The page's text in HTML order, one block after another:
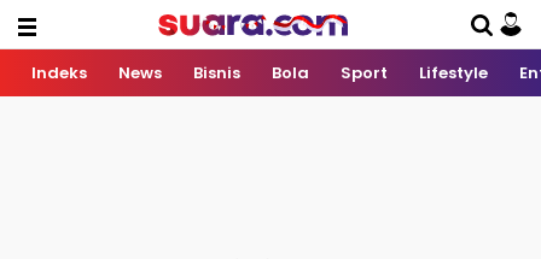
Indeks News Bisnis Bola Sport Lifestyle